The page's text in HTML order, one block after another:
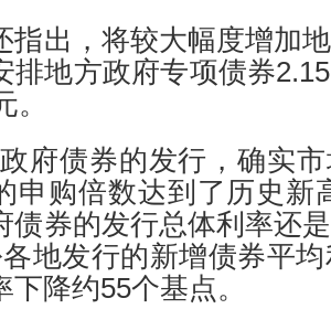
指出，将较大幅度增加
排地方政府专项债券
。
府债券的发行，确实
申购倍数达到了历史新
债券的发行总体利率还
地发行的新增债券平
降约55个基点。